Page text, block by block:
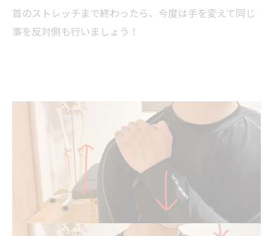
首のストレッチまで終わったら、今度は手を変えて同じ
事を反対側も行いましょう！